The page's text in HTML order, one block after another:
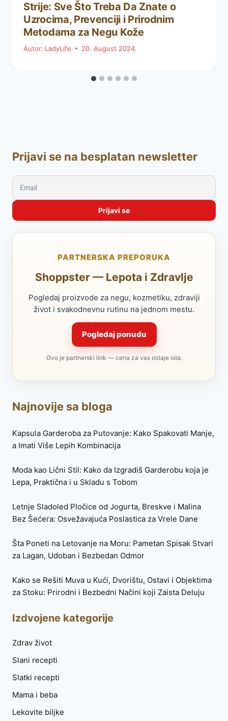
Strije: Sve Što Treba Da Znate o
Uzrocima, Prevenciji i Prirodnim
Metodama za Negu Kože
Autor: LadyLife 20. August 2024.
Prijavi se na besplatan newsletter
PARTNERSKA PREPORUKA
Shoppster — Lepota i Zdravlje
Pogledaj proizvode za negu, kozmetiku, zdraviji
život i svakodnevnu rutinu na jednom mestu.
Pogledaj ponudu
Ovo je partnerski link — cena za vas ostaje ista.
Najnovije sa bloga
Kapsula Garderoba za Putovanje: Kako Spakovati Manje,
a Imati Više Lepih Kombinacija
Moda kao Lični Stil: Kako da Izgradiš Garderobu koja je
Lepa, Praktična i u Skladu s Tobom
Letnje Sladoled Pločice od Jogurta, Breskve i Malina
Bez Šećera: Osvežavajuća Poslastica za Vrele Dane
Šta Poneti na Letovanje na Moru: Pametan Spisak Stvari
za Lagan, Udoban i Bezbedan Odmor
Kako se Rešiti Muva u Kući, Dvorištu, Ostavi i Objektima
za Stoku: Prirodni i Bezbedni Načini koji Zaista Deluju
Izdvojene kategorije
Zdrav život
Slani recepti
Slatki recepti
Mama i beba
Lekovite biljke